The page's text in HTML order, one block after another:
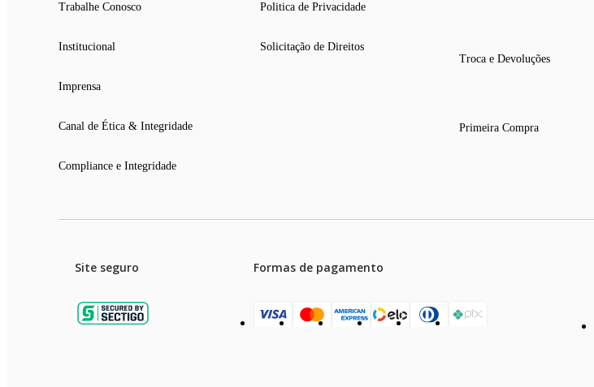
Trabalhe Conosco
Institucional
Imprensa
Canal de Ética & Integridade
Compliance e Integridade
Politica de Privacidade
Solicitação de Direitos
Troca e Devoluções
Primeira Compra
Site seguro Formas de pagamento